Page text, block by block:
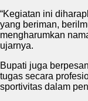
“Kegiatan ini
yang beriman,
mengharumkan
ujarnya.
Bupati juga
tugas secara
sportivitas dalam